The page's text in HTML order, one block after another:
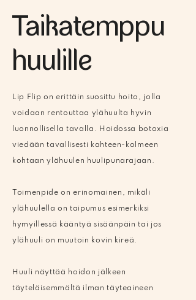
Taikatemppu
huulille
Lip Flip on erittäin suosittu hoito, jolla
voidaan rentouttaa ylähuulta hyvin
luonnollisella tavalla. Hoidossa botoxia
viedään tavallisesti kahteen-kolmeen
kohtaan ylähuulen huulipunarajaan.
Toimenpide on erinomainen, mikäli
ylähuulella on taipumus esimerkiksi
hymyillessä kääntyä sisäänpäin tai jos
ylähuuli on muutoin kovin kireä.
Huuli näyttää hoidon jälkeen
täyteläisemmältä ilman täyteaineen